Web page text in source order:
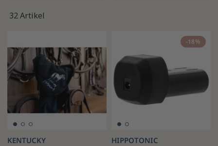
32 Artikel
KENTUCKY
-18%
HIPPOTONIC